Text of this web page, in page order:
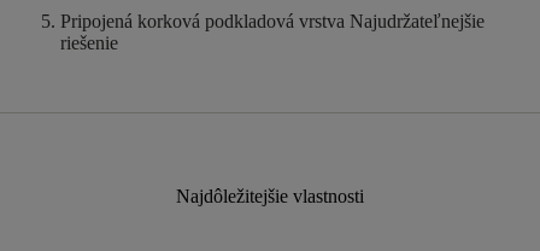
Pripojená korková podkladová vrstva Najudržateľnejšie
riešenie
Najdôležitejšie vlastnosti